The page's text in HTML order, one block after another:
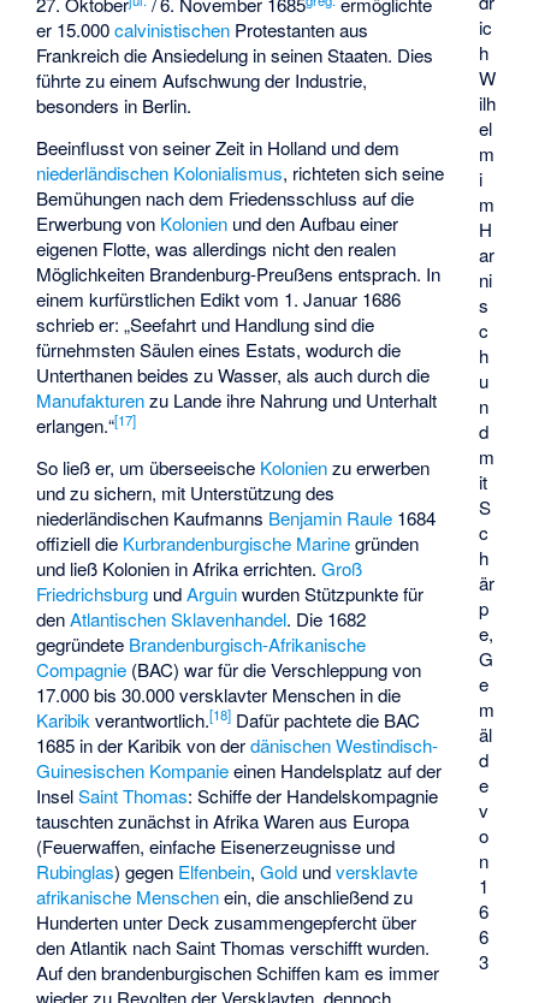
ic
h
W
ilh
el
m
i
m
H
ar
ni
s
c
h
u
n
d
m
it
S
c
h
är
p
e,
G
e
m
äl
d
e
v
o
n
1
6
6
3
er 15.000calvinistischen Protestanten aus
Frankreich die Ansiedelung in seinen Staaten. Dies
führte zu einem Aufschwung der Industrie,
besonders in Berlin.
Beeinflusst von seiner Zeit in Holland und dem
niederländischen Kolonialismus, richteten sich seine
Bemühungen nach dem Friedensschluss auf die
Erwerbung von Kolonien und den Aufbau einer
eigenen Flotte, was allerdings nicht den realen
Möglichkeiten Brandenburg-Preußens entsprach. In
einem kurfürstlichen Edikt vom 1. Januar 1686
schrieb er: „Seefahrt und Handlung sind die
fürnehmsten Säulen eines Estats, wodurch die
Unterthanen beides zu Wasser, als auch durch die
Manufakturenzu Lande ihre Nahrung und Unterhalt
erlangen.“[17]
So ließ er, um überseeische Kolonienzu erwerben
und zu sichern, mit Unterstützung des
niederländischen Kaufmanns Benjamin Raule 1684
offiziell die Kurbrandenburgische Marinegründen
und ließ Kolonien in Afrika errichten.Groß
Friedrichsburg undArguinwurden Stützpunkte für
denAtlantischen Sklavenhandel. Die 1682
gegründete Brandenburgisch-Afrikanische
Compagnie (BAC) war für die Verschleppung von
17.000 bis 30.000 versklavter Menschen in die
Karibik verantwortlich.[18] Dafür pachtete die BAC
1685 in der Karibik von derdänischen Westindisch-
Guinesischen Kompanieeinen Handelsplatz auf der
InselSaint Thomas: Schiffe der Handelskompagnie
tauschten zunächst in Afrika Waren aus Europa
(Feuerwaffen, einfache Eisenerzeugnisse und
Rubinglas) gegen Elfenbein,Gold undversklavte
afrikanische Menschenein, die anschließend zu
Hunderten unter Deck zusammengepfercht über
den Atlantik nach Saint Thomas verschifft wurden.
Auf den brandenburgischen Schiffen kam es immer
wieder zu Revolten der Versklavten, dennoch